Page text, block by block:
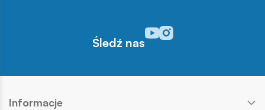
Śledź nas
Odwiedź nasz profil w
Odwiedź nasz profil w
Informacje